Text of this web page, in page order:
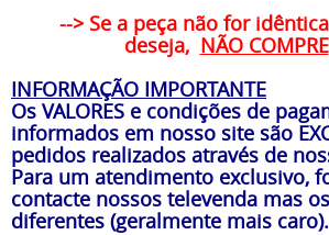
--> Se a peça não for
deseja, NÃO COMPRE
INFORMAÇÃO IMPORTANTE
Os VALORES e condições de
informados em nosso site são
pedidos realizados através de
Para um atendimento exclusivo,
contacte nossos televenda mas
diferentes (geralmente mais caro).